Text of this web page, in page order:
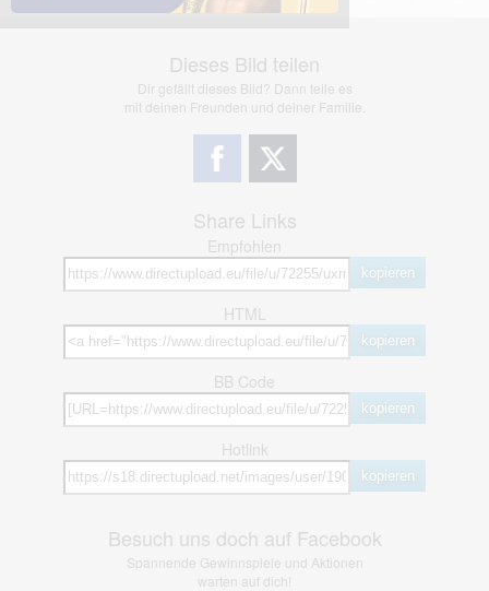
Dieses Bild teilen
Dir gefällt dieses Bild? Dann teile es
mit deinen Freunden und deiner Familie.
Share Links
Empfohlen
kopieren
HTML
kopieren
BB Code
kopieren
Hotlink
kopieren
Besuch uns doch auf Facebook
Spannende Gewinnspiele und Aktionen
warten auf dich!